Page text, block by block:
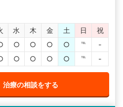
水 木 金 土 日
祝
○ ○ ○ ○ ℡
-
○ ○ ○ ○ ℡ -
治療の相談をする